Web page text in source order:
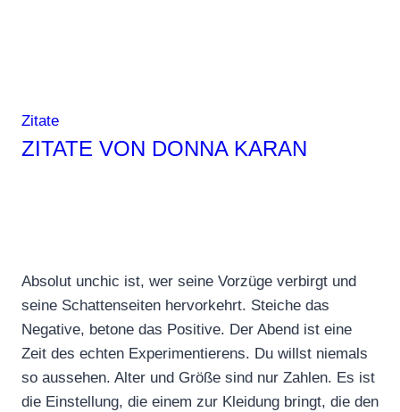
Zitate
ZITATE VON DONNA KARAN
Absolut unchic ist, wer seine Vorzüge verbirgt und
seine Schattenseiten hervorkehrt. Steiche das
Negative, betone das Positive. Der Abend ist eine
Zeit des echten Experimentierens. Du willst niemals
so aussehen. Alter und Größe sind nur Zahlen. Es ist
die Einstellung, die einem zur Kleidung bringt, die den